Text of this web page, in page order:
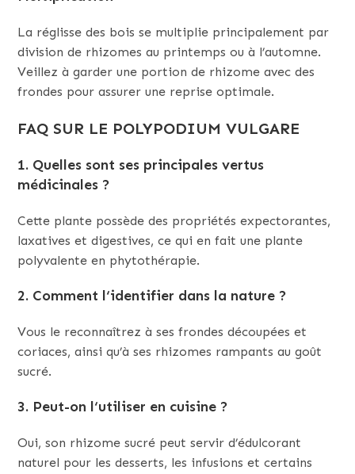
La réglisse des bois se multiplie principalement par
division de rhizomes au printemps ou à l’automne.
Veillez à garder une portion de rhizome avec des
frondes pour assurer une reprise optimale.
FAQ SUR LE POLYPODIUM VULGARE
1. Quelles sont ses principales vertus
médicinales ?
Cette plante possède des propriétés expectorantes,
laxatives et digestives, ce qui en fait une plante
polyvalente en phytothérapie.
2. Comment l‘identifier dans la nature ?
Vous le reconnaîtrez à ses frondes découpées et
coriaces, ainsi qu’à ses rhizomes rampants au goût
sucré.
3. Peut-on l‘utiliser en cuisine ?
Oui, son rhizome sucré peut servir d’édulcorant
naturel pour les desserts, les infusions et certains